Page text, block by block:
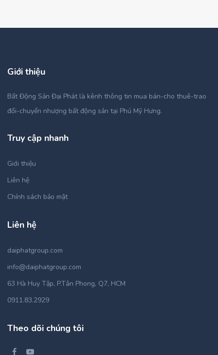
Giới thiệu
Bất Động Sản Đại Phát là kênh thông tin mua bán-cho thuê-trao
đổi-chuyển nhượng bất động sản tại Phú Mỹ Hưng.
Truy cập nhanh
Giới thiệu
Liên hệ
Chính sách bảo mật
Liên hệ
daiphatgroup.com
info@daiphatgroup.com
63 Hà Huy Tập, P.Tân Phong, Q7, HCM
0911.83.2929
Theo dõi chúng tôi